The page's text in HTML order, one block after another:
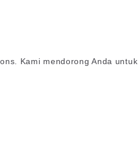
Kami mendorong Anda untuk